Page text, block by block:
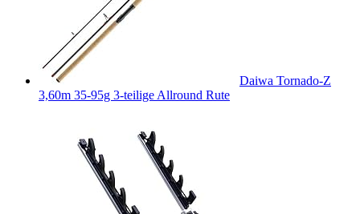
Daiwa Tornado-Z
3,60m 35-95g 3-teilige Allround Rute